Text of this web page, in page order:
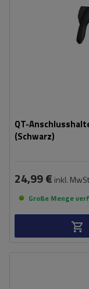
QT-
(Schwarz)
24,99 € inkl. MwSt
Große Menge